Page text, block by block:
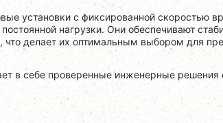
установки с фиксированной скоростью
нагрузки. Они обеспечивают
что делает их оптимальным выбором для
в себе проверенные инженерные решения